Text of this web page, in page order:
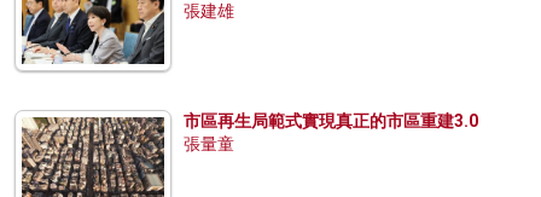
張建雄
市區再生局範式實現真正的市區重建3.0
張量童